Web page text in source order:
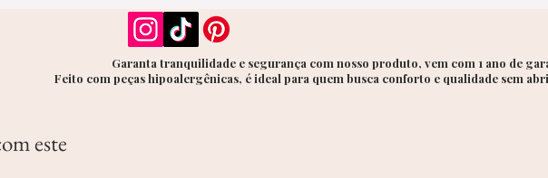
Em
um
Garanta tranquilidade e segurança com nosso produto, vem com 1 ano de
Feito com peças hipoalergênicas, é ideal para quem busca conforto e qualidade sem
este